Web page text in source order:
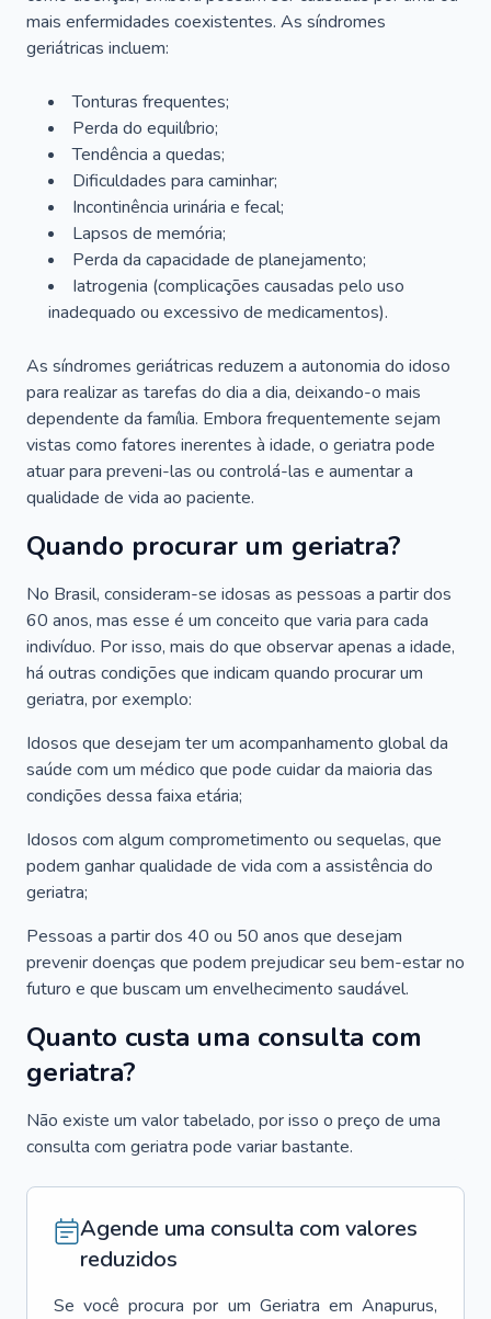
mais enfermidades coexistentes. As síndromes
geriátricas incluem:
Tonturas frequentes;
Perda do equilíbrio;
Tendência a quedas;
Dificuldades para caminhar;
Incontinência urinária e fecal;
Lapsos de memória;
Perda da capacidade de planejamento;
Iatrogenia (complicações causadas pelo uso
inadequado ou excessivo de medicamentos).
As síndromes geriátricas reduzem a autonomia do idoso
para realizar as tarefas do dia a dia, deixando-o mais
dependente da família. Embora frequentemente sejam
vistas como fatores inerentes à idade, o geriatra pode
atuar para preveni-las ou controlá-las e aumentar a
qualidade de vida ao paciente.
Quando procurar um geriatra?
No Brasil, consideram-se idosas as pessoas a partir dos
60 anos, mas esse é um conceito que varia para cada
indivíduo. Por isso, mais do que observar apenas a idade,
há outras condições que indicam quando procurar um
geriatra, por exemplo:
Idosos que desejam ter um acompanhamento global da
saúde com um médico que pode cuidar da maioria das
condições dessa faixa etária;
Idosos com algum comprometimento ou sequelas, que
podem ganhar qualidade de vida com a assistência do
geriatra;
Pessoas a partir dos 40 ou 50 anos que desejam
prevenir doenças que podem prejudicar seu bem-estar no
futuro e que buscam um envelhecimento saudável.
Quanto custa uma consulta com
geriatra?
Não existe um valor tabelado, por isso o preço de uma
consulta com geriatra pode variar bastante.
Agende uma consulta com valores
reduzidos
Se você procura por um Geriatra em Anapurus,